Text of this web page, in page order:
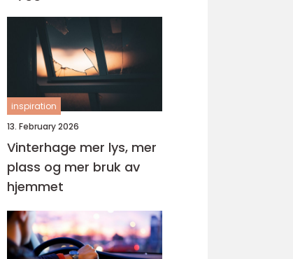
inspiration
13. February 2026
Vinterhage mer lys, mer
plass og mer bruk av
hjemmet